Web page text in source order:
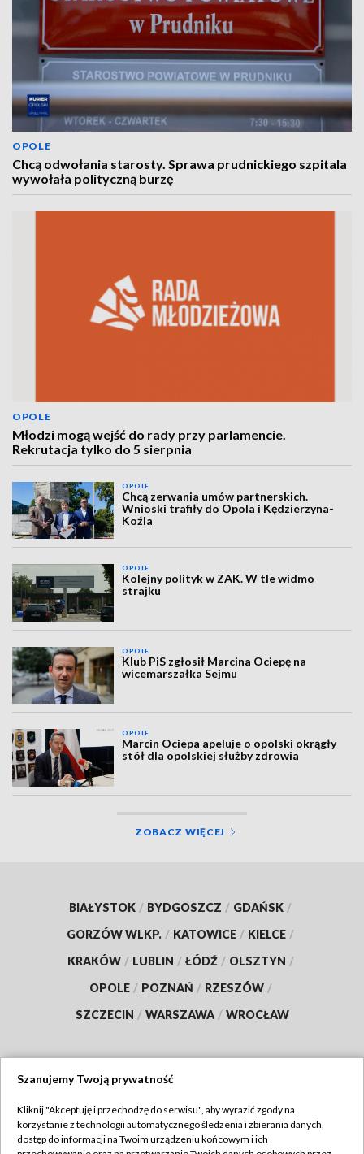
OPOLE
Chcą odwołania starosty. Sprawa prudnickiego szpitala
wywołała polityczną burzę
OPOLE
Młodzi mogą wejść do rady przy parlamencie.
Rekrutacja tylko do 5 sierpnia
OPOLE
Chcą zerwania umów partnerskich.
Wnioski trafiły do Opola i Kędzierzyna-
Koźla
OPOLE
Kolejny polityk w ZAK. W tle widmo
strajku
OPOLE
Klub PiS zgłosił Marcina Ociepę na
wicemarszałka Sejmu
OPOLE
Marcin Ociepa apeluje o opolski okrągły
stół dla opolskiej służby zdrowia
ZOBACZ WIĘCEJ
BIAŁYSTOK / BYDGOSZCZ / GDAŃSK /
GORZÓW WLKP. / KATOWICE / KIELCE /
KRAKÓW / LUBLIN / ŁÓDŹ / OLSZTYN /
OPOLE / POZNAŃ / RZESZÓW /
SZCZECIN / WARSZAWA / WROCŁAW
TVP
Szanujemy Twoją prywatność
Kliknij "Akceptuję i przechodzę do serwisu", aby wyrazić zgody na
korzystanie z technologii automatycznego śledzenia i zbierania danych,
dostęp do informacji na Twoim urządzeniu końcowym i ich